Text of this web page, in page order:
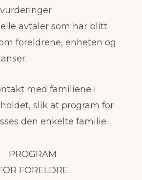
avtaler som har blitt
foreldrene, enheten og
med familiene i
slik at program for
den enkelte familie.
PROGRAM
FORELDRE